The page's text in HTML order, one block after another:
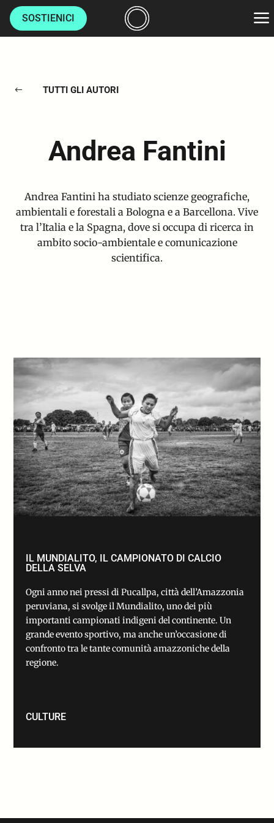
SOSTIENICI
CULTURE
LUOGHI
HOME
CHI SIAMO
# TUTTI GLI AUTORI
Andrea Fantini
Andrea Fantini ha studiato scienze geografiche,
ambientali e forestali a Bologna e a Barcellona. Vive
tra l’Italia e la Spagna, dove si occupa di ricerca in
ambito socio-ambientale e comunicazione
scientifica.
CULTURE
IL MUNDIALITO, IL CAMPIONATO DI CALCIO
DELLA SELVA
Ogni anno nei pressi di Pucallpa, città dell’Amazzonia
peruviana, si svolge il Mundialito, uno dei più
importanti campionati indigeni del continente. Un
grande evento sportivo, ma anche un’occasione di
confronto tra le tante comunità amazzoniche della
regione.